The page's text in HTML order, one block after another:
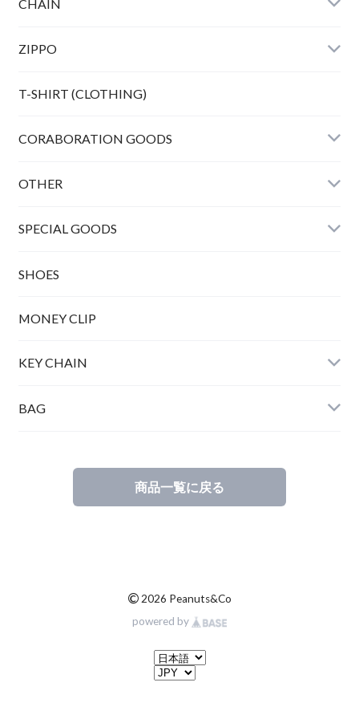
Bunny peanuts + Chain
CHAIN
ZIPPO
T-SHIRT (CLOTHING)
CORABORATION GOODS
OTHER
SPECIAL GOODS
SHOES
MONEY CLIP
KEY CHAIN
BAG
商品一覧に戻る
© 2026 Peanuts&Co
powered by